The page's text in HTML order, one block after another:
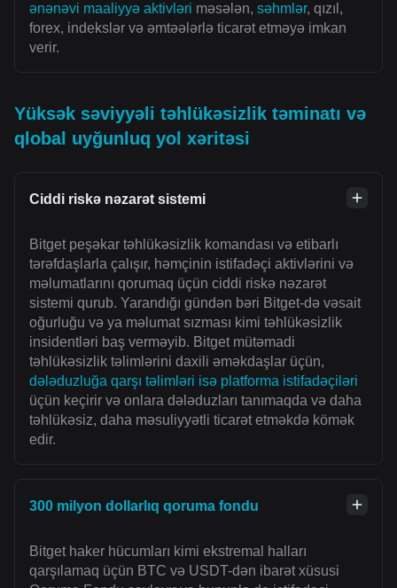
ənənəvi maaliyyə aktivləri məsələn, səhmlər, qızıl,
forex, indekslər və əmtəələrlə ticarət etməyə imkan
verir.
Yüksək səviyyəli təhlükəsizlik təminatı və
qlobal uyğunluq yol xəritəsi
Ciddi riskə nəzarət sistemi
Bitget peşəkar təhlükəsizlik komandası və etibarlı
tərəfdaşlarla çalışır, həmçinin istifadəçi aktivlərini və
məlumatlarını qorumaq üçün ciddi riskə nəzarət
sistemi qurub. Yarandığı gündən bəri Bitget-də vəsait
oğurluğu və ya məlumat sızması kimi təhlükəsizlik
insidentləri baş verməyib. Bitget mütəmadi
təhlükəsizlik təlimlərini daxili əməkdaşlar üçün,
dələduzluğa qarşı təlimləri isə platforma istifadəçiləri
üçün keçirir və onlara dələduzları tanımaqda və daha
təhlükəsiz, daha məsuliyyətli ticarət etməkdə kömək
edir.
300 milyon dollarlıq qoruma fondu
Bitget haker hücumları kimi ekstremal halları
qarşılamaq üçün BTC və USDT-dən ibarət xüsusi